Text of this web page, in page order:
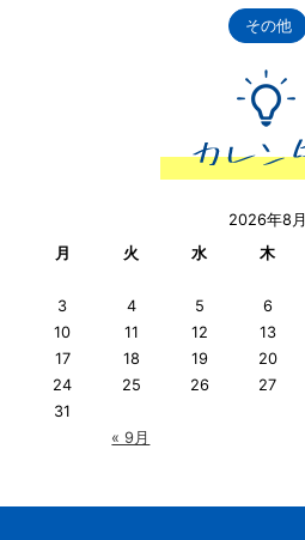
その他
2026年8月
月
火 水 木
« 9月
3
4 5 6
10
11 12 13
17
18 19 20
24
25 26 27
31